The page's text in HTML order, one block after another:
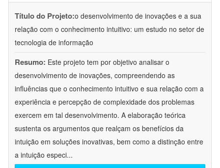
Título do Projeto:o desenvolvimento de inovações e a sua
relação com o conhecimento intuitivo: um estudo no setor de
tecnologia de informação
Resumo: Este projeto tem por objetivo analisar o
desenvolvimento de inovações, compreendendo as
influências que o conhecimento intuitivo e sua relação com a
experiência e percepção de complexidade dos problemas
exercem em tal desenvolvimento. A elaboração teórica
sustenta os argumentos que realçam os benefícios da
intuição em soluções inovativas, bem como a distinção entre
a intuição especi...